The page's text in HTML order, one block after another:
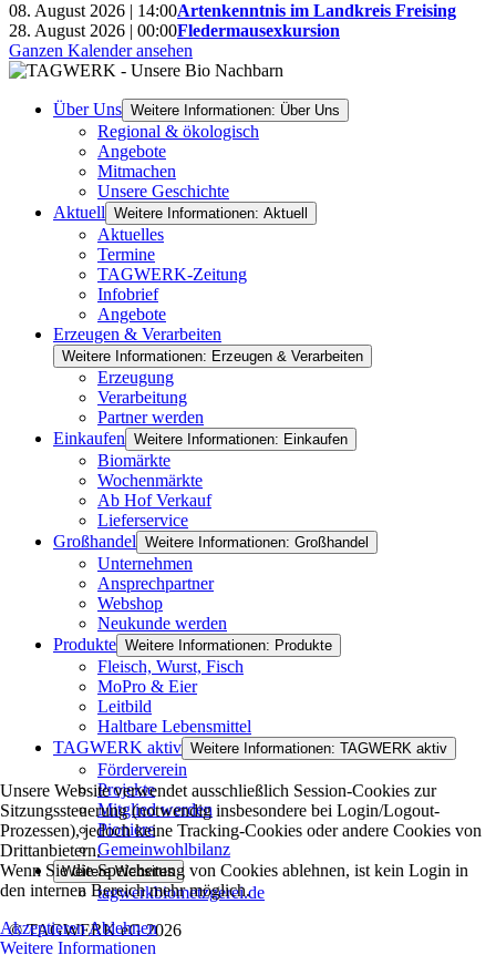
08. August 2026 | 14:00Artenkenntnis im Landkreis Freising
28. August 2026 | 00:00Fledermausexkursion
Ganzen Kalender ansehen
Über Uns Weitere Informationen: Über Uns
Regional & ökologisch
Angebote
Mitmachen
Unsere Geschichte
Aktuell Weitere Informationen: Aktuell
Aktuelles
Termine
TAGWERK-Zeitung
Infobrief
Angebote
Erzeugen & Verarbeiten
Weitere Informationen: Erzeugen & Verarbeiten
Erzeugung
Verarbeitung
Partner werden
Einkaufen Weitere Informationen: Einkaufen
Biomärkte
Wochenmärkte
Ab Hof Verkauf
Lieferservice
Großhandel Weitere Informationen: Großhandel
Unternehmen
Ansprechpartner
Webshop
Neukunde werden
Produkte Weitere Informationen: Produkte
Fleisch, Wurst, Fisch
MoPro & Eier
Leitbild
Haltbare Lebensmittel
TAGWERK aktiv Weitere Informationen: TAGWERK aktiv
Förderverein
Projekte
Mitglied werden
Pioniere
Gemeinwohlbilanz
Weitere Websites
tagwerkbiometzgerei.de
© TAGWERK eG 2026
Unsere Website verwendet ausschließlich Session-Cookies zur
Sitzungssteuerung (notwendig insbesondere bei Login/Logout-
Prozessen), jedoch keine Tracking-Cookies oder andere Cookies von
Drittanbietern.
Wenn Sie die Speicherung von Cookies ablehnen, ist kein Login in
den internen Bereich mehr möglich.
AkzeptierenAblehnen
Weitere Informationen